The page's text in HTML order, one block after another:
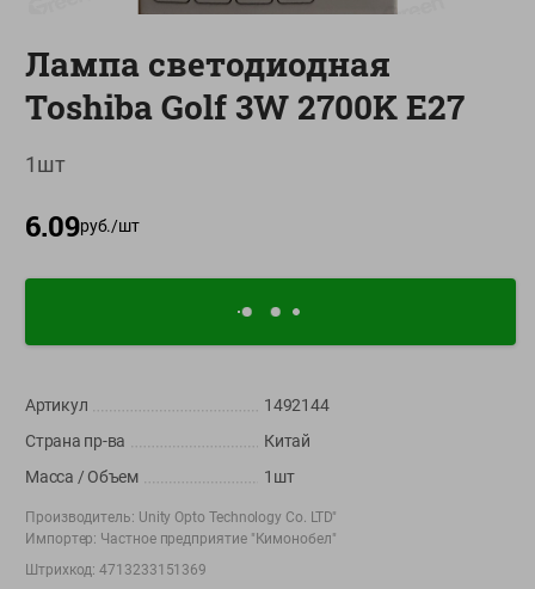
О сервисе
Мой Green
Приложение Green c
доставкой и бонусной картой
+375 44 560-60-61
Время работы Call-центра: Пн.- Пт. с 09.00 до 17.00, СБ, ВС -
выходной
shop@green-market.by
Пишите нам свои вопросы, предложения и комментарии
Лампа светодиодная
Toshiba Golf 3W 2700K E27
1шт
6.09руб./шт
Артикул
1492144
Страна пр-ва
Китай
Масса / Объем
1шт
Производитель: Unity Opto Technology Co. LTD"
Импортер: Частное предприятие "Кимонобел"
Штрихкод:4713233151369